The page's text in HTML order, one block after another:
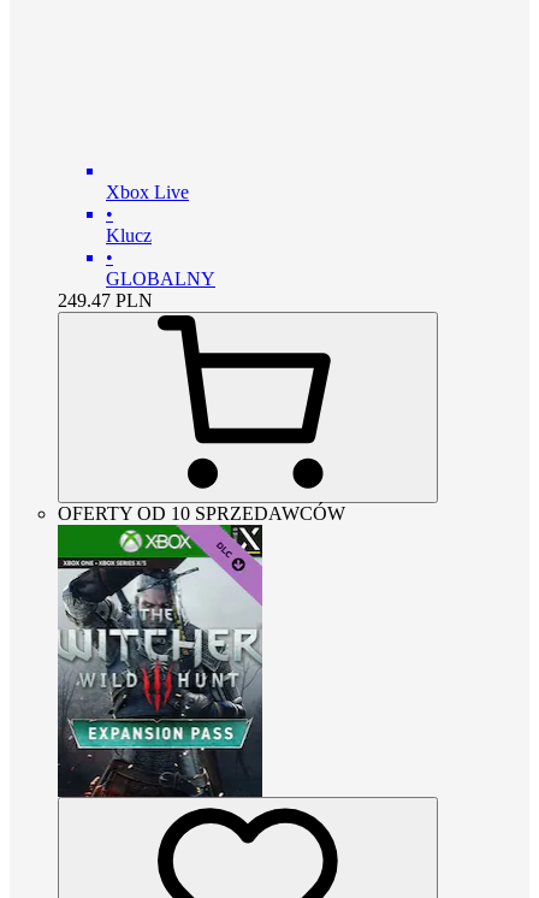
Xbox Live
•
Klucz
•
GLOBALNY
249.47 PLN
OFERTY OD 10 SPRZEDAWCÓW